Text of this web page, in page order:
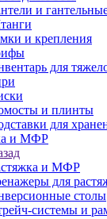
и
и крепления
для
и плинты
для
и МФР
и МФР
для
столы
системы и